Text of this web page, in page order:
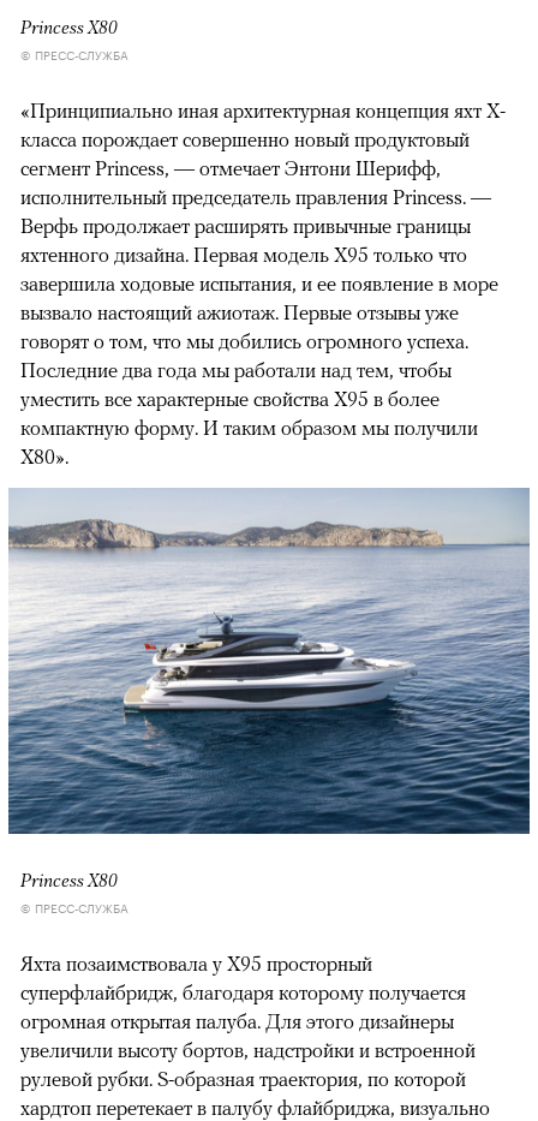
Princess Х80
© ПРЕСС-СЛУЖБА
«Принципиально иная архитектурная концепция яхт Х-
класса порождает совершенно новый продуктовый
сегмент Princess, — отмечает Энтони Шерифф,
исполнительный председатель правления Princess. —
Верфь продолжает расширять привычные границы
яхтенного дизайна. Первая модель Х95 только что
завершила ходовые испытания, и ее появление в море
вызвало настоящий ажиотаж. Первые отзывы уже
говорят о том, что мы добились огромного успеха.
Последние два года мы работали над тем, чтобы
уместить все характерные свойства Х95 в более
компактную форму. И таким образом мы получили
Х80».
Princess Х80
© ПРЕСС-СЛУЖБА
Яхта позаимствовала у X95 просторный
суперфлайбридж, благодаря которому получается
огромная открытая палуба. Для этого дизайнеры
увеличили высоту бортов, надстройки и встроенной
рулевой рубки. S-образная траектория, по которой
хардтоп перетекает в палубу флайбриджа, визуально